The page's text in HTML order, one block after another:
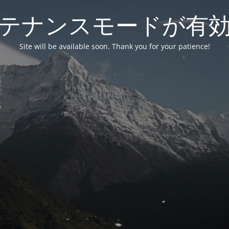
ナンスモードが有
Site will be available soon. Thank you for your patience!